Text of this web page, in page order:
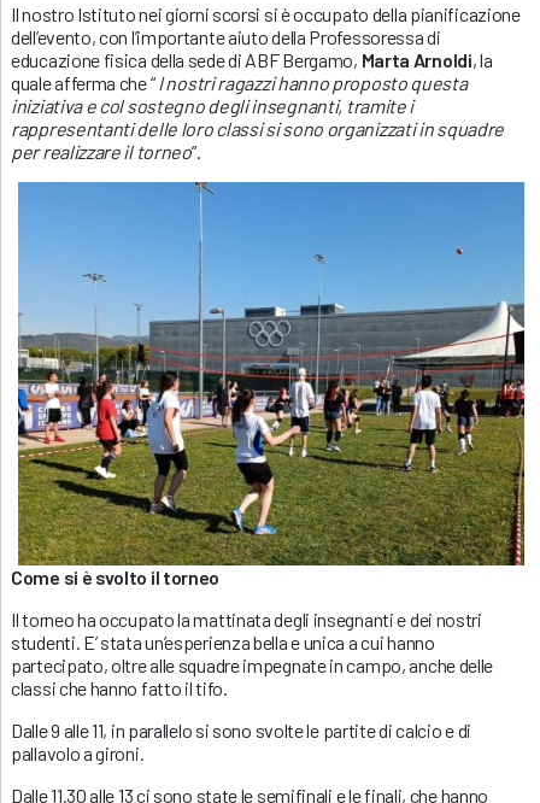
Il nostro Istituto nei giorni scorsi si è occupato della pianificazione
dell’evento, con l’importante aiuto della Professoressa di
educazione fisica della sede di ABF Bergamo, Marta Arnoldi, la
quale afferma che “I nostri ragazzi hanno proposto questa
iniziativa e col sostegno degli insegnanti, tramite i
rappresentanti delle loro classi si sono organizzati in squadre
per realizzare il torneo”.
Come si è svolto il torneo
Il torneo ha occupato la mattinata degli insegnanti e dei nostri
studenti. E’ stata un’esperienza bella e unica a cui hanno
partecipato, oltre alle squadre impegnate in campo, anche delle
classi che hanno fatto il tifo.
Dalle 9 alle 11, in parallelo si sono svolte le partite di calcio e di
pallavolo a gironi.
Dalle 11.30 alle 13 ci sono state le semifinali e le finali, che hanno